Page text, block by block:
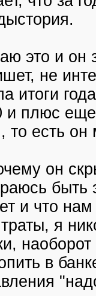
это и он
не
итоги
и плюс
то есть
он
быть
и что нам
я
в